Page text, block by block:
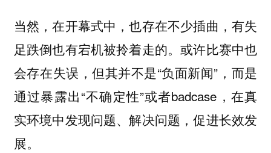
当然，在开幕式中，也存在不少插曲，有失
足跌倒也有宕机被拎着走的。或许比赛中也
会存在失误，但其并不是“负面新闻”，而是
通过暴露出“不确定性”或者badcase，在真
实环境中发现问题、解决问题，促进长效发
展。